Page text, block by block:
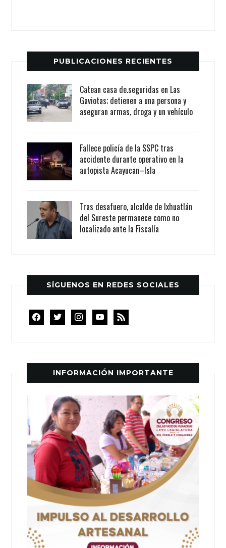
PUBLICACIONES RECIENTES
Catean casa de.seguridas en Las
Gaviotas; detienen a una persona y
aseguran armas, droga y un vehículo
Fallece policía de la SSPC tras
accidente durante operativo en la
autopista Acayucan–Isla
Tras desafuero, alcalde de Ixhuatlán
del Sureste permanece como no
localizado ante la Fiscalía
SÍGUENOS EN REDES SOCIALES
facebooktwitterinstagramyoutube
rss
INFORMACIÓN IMPORTANTE